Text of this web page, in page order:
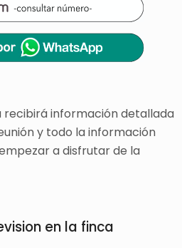
recibirá información detallada
y todo la información
a disfrutar de la
en la finca